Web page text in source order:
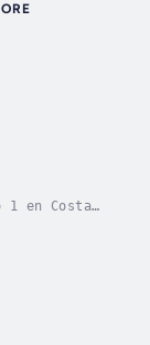
1 en Costa